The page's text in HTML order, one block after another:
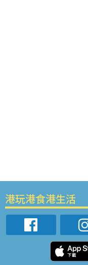
港玩港食港生活